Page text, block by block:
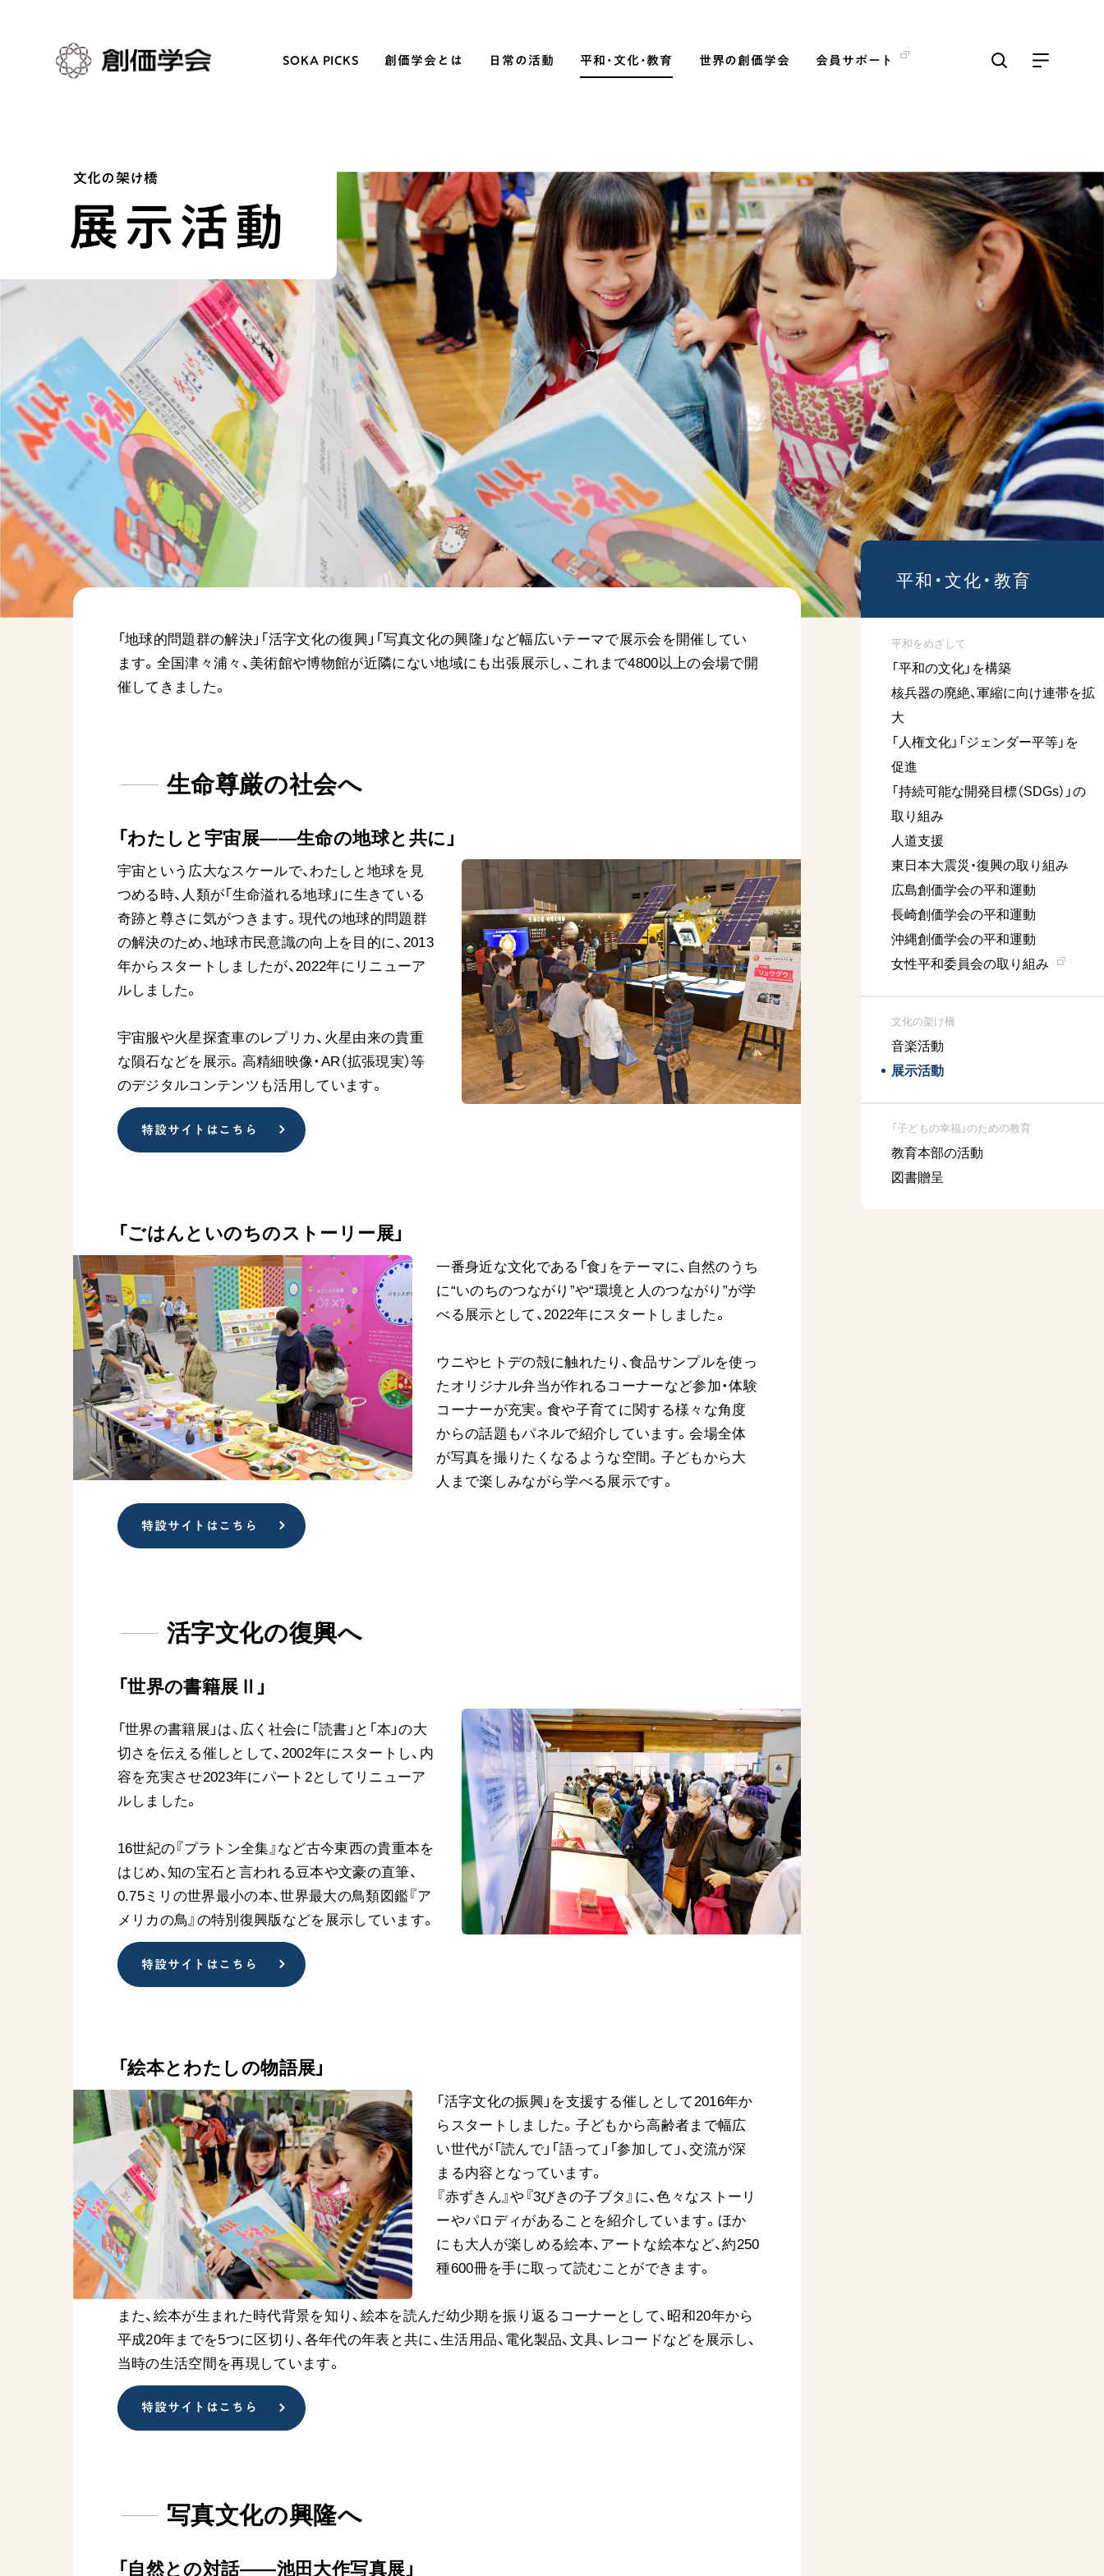
SOKA PICKS 創価学会とは 日常の活動 平和・文化・教育 世界の創価学会 会員サポート
創価学会とは
人間革命
自他共の幸福
日蓮大聖人の仏法（教学入門）
釈尊～法華経
創価学会の三代会長
初代会長・牧口常三郎先生
第2代会長・戸田城聖先生
第3代会長・池田大作先生
学会永遠の五指針
朝晩の祈り（勤行・唱題）
仏法を学ぶ
仏法を語る
主な行事
年間の活動について
友人葬
彼岸
平和・文化・教育
「平和の文化」を構築
核兵器の廃絶に向け連帯を拡大
「人権文化」「ジェンダー平等」を
促進
「持続可能な開発目標（SDGs）」の
取り組み
人道支援
音楽活動
教育本部の活動
図書贈呈
世界の創価学会
各国ウェブサイト
基本情報
会員サポート
座談会御書ｅ講義
小説『新・人間革命』『人間革命』
＜関連リンク＞
創価学会総本部
聖教ブックストア
soka youth media
SOKA PICKS すべて見る
【被爆証言】「原爆の子」と
して生きた80年 広島県 早
志百…
2026.08.06
SDGs
証言
広島
「三つの花ことば」 関西吹
奏楽団
2026.07.31
文化 音楽
動画
ファーレ」 関西吹奏楽団
2026.07.17
文化 音楽
動画
文化の架け橋
展示活動
「地球的問題群の解決」「活字文化の復興」「写真文化の興隆」など幅広いテーマで展示会を開催してい
ます。全国津々浦々、美術館や博物館が近隣にない地域にも出張展示し、これまで4800以上の会場で開
催してきました。
生命尊厳の社会へ
「わたしと宇宙展——生命の地球と共に」
宇宙という広大なスケールで、わたしと地球を見
つめる時、人類が「生命溢れる地球」に生きている
奇跡と尊さに気がつきます。現代の地球的問題群
の解決のため、地球市民意識の向上を目的に、2013
年からスタートしましたが、2022年にリニューア
ルしました。
宇宙服や火星探査車のレプリカ、火星由来の貴重
な隕石などを展示。高精細映像・AR（拡張現実）等
のデジタルコンテンツも活用しています。
特設サイトはこちら
「ごはんといのちのストーリー展」
一番身近な文化である「食」をテーマに、自然のうち
に“いのちのつながり”や“環境と人のつながり”が学
べる展示として、2022年にスタートしました。
ウニやヒトデの殻に触れたり、食品サンプルを使っ
たオリジナル弁当が作れるコーナーなど参加・体験
コーナーが充実。食や子育てに関する様々な角度
からの話題もパネルで紹介しています。会場全体
が写真を撮りたくなるような空間。子どもから大
人まで楽しみながら学べる展示です。
特設サイトはこちら
活字文化の復興へ
「世界の書籍展Ⅱ」
「世界の書籍展」は、広く社会に「読書」と「本」の大
切さを伝える催しとして、2002年にスタートし、内
容を充実させ2023年にパート2としてリニューア
ルしました。
16世紀の『プラトン全集』など古今東西の貴重本を
はじめ、知の宝石と言われる豆本や文豪の直筆、
0.75ミリの世界最小の本、世界最大の鳥類図鑑『ア
メリカの鳥』の特別復興版などを展示しています。
特設サイトはこちら
「絵本とわたしの物語展」
「活字文化の振興」を支援する催しとして2016年か
らスタートしました。子どもから高齢者まで幅広
い世代が「読んで」「語って」「参加して」、交流が深
まる内容となっています。
『赤ずきん』や『3びきの子ブタ』に、色々なストーリ
ーやパロディがあることを紹介しています。ほか
にも大人が楽しめる絵本、アートな絵本など、約250
種600冊を手に取って読むことができます。
また、絵本が生まれた時代背景を知り、絵本を読んだ幼少期を振り返るコーナーとして、昭和20年から
平成20年までを5つに区切り、各年代の年表と共に、生活用品、電化製品、文具、レコードなどを展示し、
当時の生活空間を再現しています。
特設サイトはこちら
写真文化の興隆へ
「自然との対話——池田大作写真展」
平和・文化・教育
平和をめざして
「平和の文化」を構築
核兵器の廃絶、軍縮に向け連帯を拡
大
「人権文化」「ジェンダー平等」を
促進
「持続可能な開発目標（SDGs）」の
取り組み
人道支援
東日本大震災・復興の取り組み
広島創価学会の平和運動
長崎創価学会の平和運動
沖縄創価学会の平和運動
女性平和委員会の取り組み
文化の架け橋
音楽活動
展示活動
「子どもの幸福」のための教育
教育本部の活動
図書贈呈